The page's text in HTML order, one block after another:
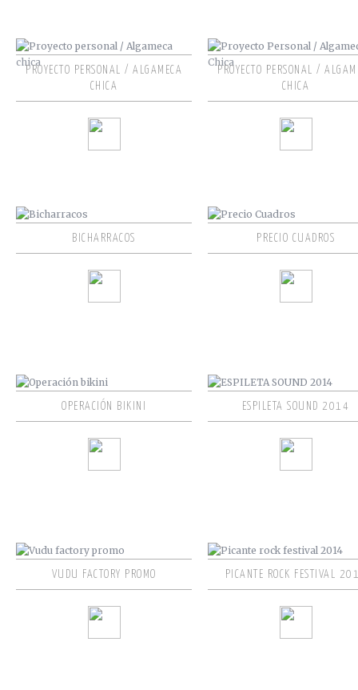
PROYECTO PERSONAL / ALGAMECA
CHICA
PROYECTO PERSONAL /
CHICA
BICHARRACOS PRECIO CUADROS
OPERACIÓN BIKINI ESPILETA SOUND 2014
VUDU FACTORY PROMO PICANTE ROCK FESTIVAL